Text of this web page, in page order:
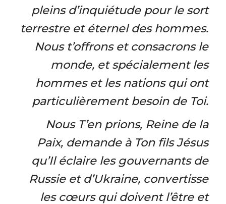
pleins d’inquiétude pour le sort
terrestre et éternel des hommes.
Nous t’offrons et consacrons le
monde, et spécialement les
hommes et les nations qui ont
particulièrement besoin de Toi.
Nous T’en prions, Reine de la
Paix, demande à Ton fils Jésus
qu’Il éclaire les gouvernants de
Russie et d’Ukraine, convertisse
les cœurs qui doivent l’être et